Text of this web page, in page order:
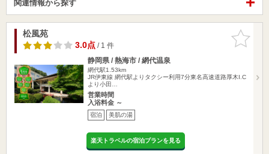
関連情報から探す
お気に入
りに追加
松風苑
3.0点/ 1 件
静岡県 / 熱海市 / 網代温泉
網代駅1.53km
JR伊東線 網代駅よりタクシー利用7分東名高速道路厚木I.C
より小田…
営業時間
入浴料金 ～
宿泊 美肌の湯
楽天トラベルの宿泊プランを見る